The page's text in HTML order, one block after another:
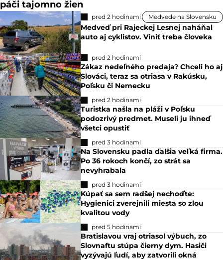
páči tajomno žien
pred 2 hodinami Medvede na Slovensku
Medveď pri Rajeckej Lesnej naháňal
auto aj cyklistov. Viniť treba človeka
pred 2 hodinami
Zákaz nedeľného predaja? Chceli ho aj
Slováci, teraz sa otriasa v Rakúsku,
Poľsku či Nemecku
pred 2 hodinami
Turistka našla na pláži v Poľsku
podozrivý predmet. Museli ju ihneď
všetci opustiť
pred 3 hodinami
Na Slovensku padla ďalšia veľká firma.
Po 36 rokoch končí, zo strát sa
nevyhrabala
pred 3 hodinami
Kúpať sa sem radšej nechoďte:
Hygienici zverejnili miesta so zlou
kvalitou vody
pred 5 hodinami
Bratislavou vraj otriasol výbuch, zo
Slovnaftu stúpa čierny dym. Hasiči
vyzývajú ľudí, aby zatvorili okná